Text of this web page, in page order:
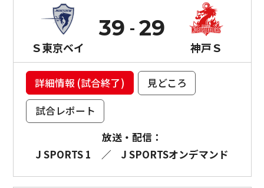
Ｓ東京ベイ
39
神戸Ｓ
29
詳細情報 (試合終了)
見どころ
試合レポート
放送・配信：
J SPORTS 1
／ J SPORTSオンデマンド